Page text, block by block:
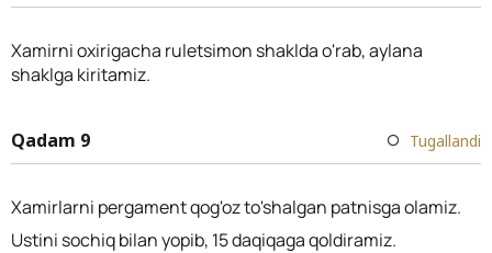
Xamirni oxirigacha ruletsimon shaklda o'rab, aylana
shaklga kiritamiz.
Qadam 9 Tugallandi
Xamirlarni pergament qog'oz to'shalgan patnisga olamiz.
Ustini sochiq bilan yopib, 15 daqiqaga qoldiramiz.